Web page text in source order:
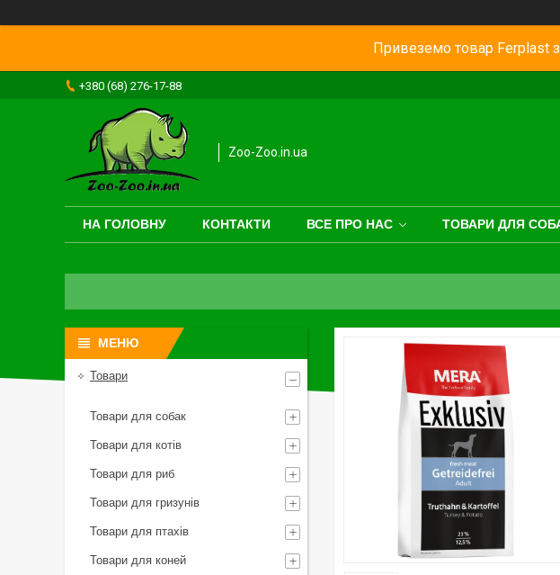
Привеземо товар Ferplast з
+380 (68) 276-17-88
Zoo-Zoo.in.ua
НА ГОЛОВНУ КОНТАКТИ ВСЕ ПРО НАС ТОВАРИ ДЛЯ
Товари
Товари для собак
Товари для котів
Товари для риб
Товари для гризунів
Товари для птахів
Товари для коней